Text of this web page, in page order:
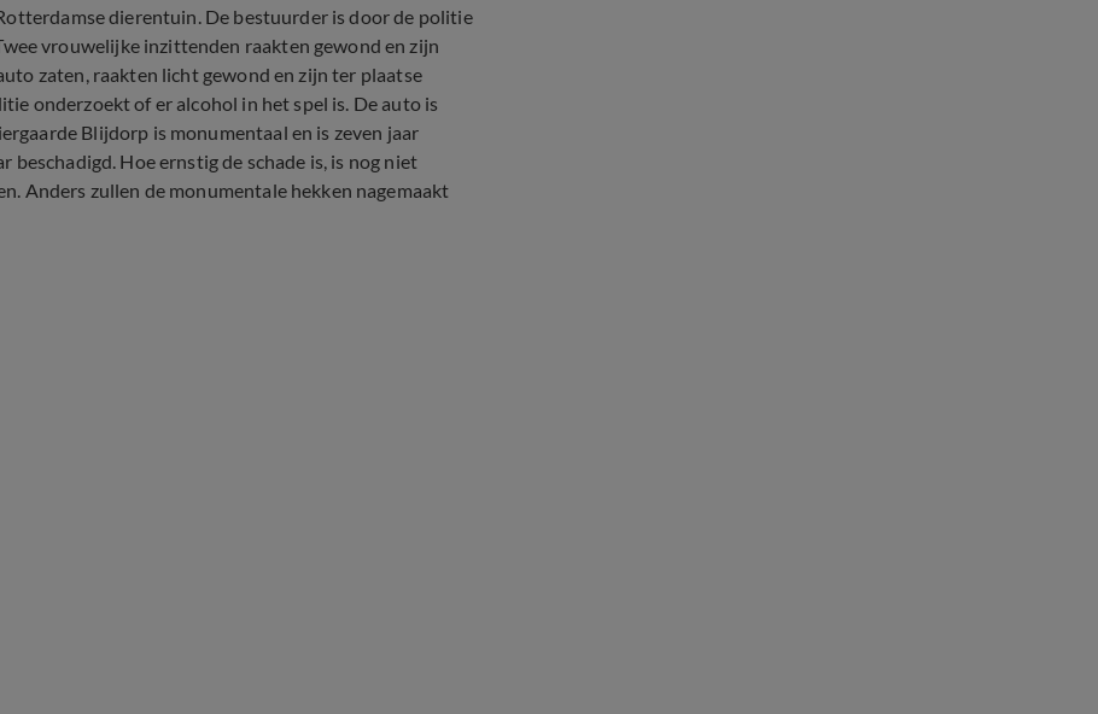
dierentuin. De bestuurder is door de politie
vrouwelijke inzittenden raakten gewond en zijn
zaten, raakten licht gewond en zijn ter plaatse
onderzoekt of er alcohol in het spel is. De auto is
Blijdorp is monumentaal en is zeven jaar
beschadigd. Hoe ernstig de schade is, is nog niet
Anders zullen de monumentale hekken nagemaakt